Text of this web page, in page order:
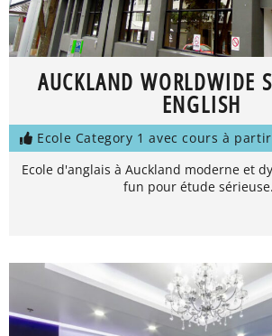
AUCKLAND WORLDWIDE
ENGLISH
Ecole Category 1 avec cours à
Ecole d'anglais à Auckland moderne et
fun pour étude